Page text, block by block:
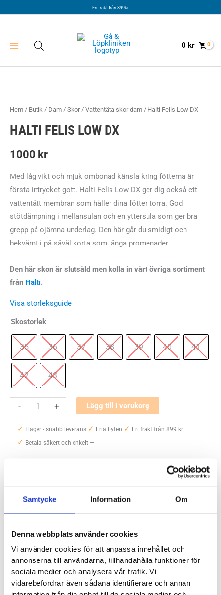
Samtycke Information Om
Denna webbplats använder cookies
Vi använder cookies för att anpassa innehållet och
annonserna till användarna, tillhandahålla funktioner för
sociala medier och analysera vår trafik. Vi
vidarebefordrar även sådana identifierare och annan
Fri frakt från 899kr
0 kr
Hem / Butik / Dam / Skor/ Vattentäta skor dam / Halti Felis Low DX
HALTI FELIS LOW DX
1000 kr
Med låg vikt och mjuk ombonad känsla kring fötterna är
första intrycket gott. Halti Felis Low DX ger dig också ett
vattentätt membran som håller dina fötter torra. God
stötdämpning i mellansulan och en yttersula som ger bra
grepp på ojämna underlag. Den här går du smidigt och
bekvämt i på såväl korta som långa promenader.
Den här skon är slutsåld men kolla in vårt övriga sortiment
från Halti.
Visa storleksguide
Skostorlek
35 36 37 38 39 40 41
42 43
-
Felis
Low
DX
+ Lägg till i varukorg
✓ I lager - snabb leverans ✓ Fria byten ✓ Fri frakt från 899 kr
✓ Betala säkert och enkelt —
Kategorier:Promenadskor och Walkingskor dam,Vattentäta skor
Etiketter:felis low dx,halti
Produktegenskaper